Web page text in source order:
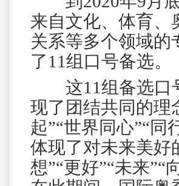
来自文化、体育、
关系等多个领域的
了11组口号备选。
这11组备选口
现了团结共同的理
起”“世界同心”“同
体现了对未来美好
想”“更好”“未来”“